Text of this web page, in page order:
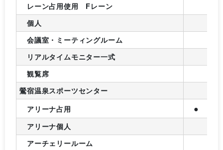
レーン占用使用 Fレーン
個人
会議室・ミーティングルーム
リアルタイムモニター一式
観覧席
鶯宿温泉スポーツセンター
アリーナ占用
●
アリーナ個人
アーチェリールーム